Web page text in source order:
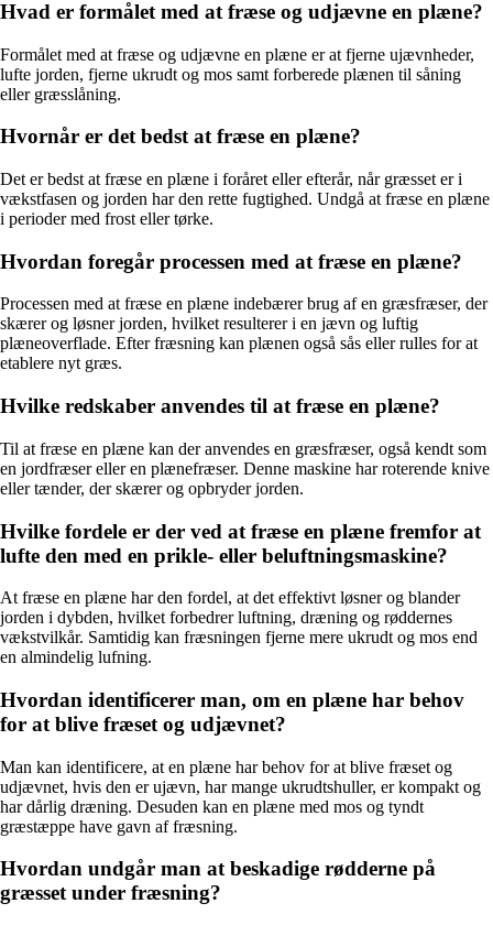
Hvad er formålet med at fræse og udjævne en plæne?
Formålet med at fræse og udjævne en plæne er at fjerne ujævnheder,
lufte jorden, fjerne ukrudt og mos samt forberede plænen til såning
eller græsslåning.
Hvornår er det bedst at fræse en plæne?
Det er bedst at fræse en plæne i foråret eller efterår, når græsset er i
vækstfasen og jorden har den rette fugtighed. Undgå at fræse en plæne
i perioder med frost eller tørke.
Hvordan foregår processen med at fræse en plæne?
Processen med at fræse en plæne indebærer brug af en græsfræser, der
skærer og løsner jorden, hvilket resulterer i en jævn og luftig
plæneoverflade. Efter fræsning kan plænen også sås eller rulles for at
etablere nyt græs.
Hvilke redskaber anvendes til at fræse en plæne?
Til at fræse en plæne kan der anvendes en græsfræser, også kendt som
en jordfræser eller en plænefræser. Denne maskine har roterende knive
eller tænder, der skærer og opbryder jorden.
Hvilke fordele er der ved at fræse en plæne fremfor at
lufte den med en prikle- eller beluftningsmaskine?
At fræse en plæne har den fordel, at det effektivt løsner og blander
jorden i dybden, hvilket forbedrer luftning, dræning og røddernes
vækstvilkår. Samtidig kan fræsningen fjerne mere ukrudt og mos end
en almindelig lufning.
Hvordan identificerer man, om en plæne har behov
for at blive fræset og udjævnet?
Man kan identificere, at en plæne har behov for at blive fræset og
udjævnet, hvis den er ujævn, har mange ukrudtshuller, er kompakt og
har dårlig dræning. Desuden kan en plæne med mos og tyndt
græstæppe have gavn af fræsning.
Hvordan undgår man at beskadige rødderne på
græsset under fræsning?